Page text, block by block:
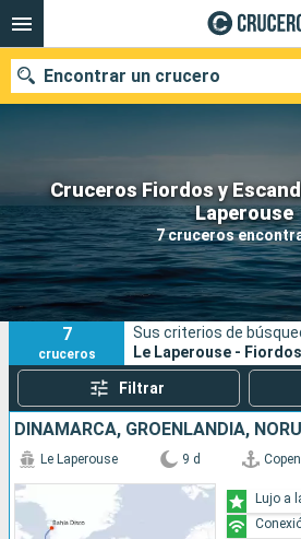
Cruceros Fiordos y
Laperouse
7 cruceros
Encontrar un crucero
Nuestros destinos
Fecha de salida
Puertos
7
cruceros
Sus criterios de
Le Laperouse -
Filtrar
DINAMARCA, GROENLANDIA,
Le Laperouse 9 d
Lujo a